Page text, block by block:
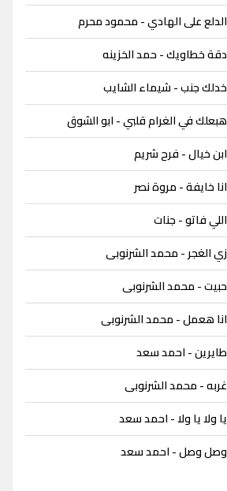
الدلع على الهادي - محمود محرم
دقة خطاويك - حمد الخزينه
خدلك جنب - شيماء الشايب
هبعلك في الغرام قلبي - ابو الشوق
ابن خيال - فرح شريم
انا خايفة - مروة نصر
اللي فاتو - جنات
زي الغجر - محمد الشرنوبى
حبيت - محمد الشرنوبى
انا هعمل - محمد الشرنوبى
طايرين - احمد سعد
غربه - محمد الشرنوبى
يا ولا يا ولا - احمد سعد
وصل وصل - احمد سعد